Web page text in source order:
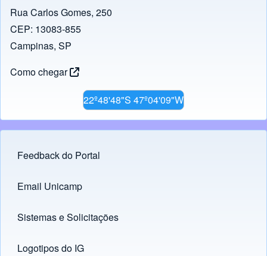
Rua Carlos Gomes, 250
CEP: 13083-855
Campinas, SP
Como chegar
22º48'48"S 47º04'09"W
Footer menu
Feedback do Portal
Links
Email Unicamp
(opens in new tab)
Sistemas e Solicitações
(opens in new tab)
Logotipos do IG
(opens in new tab)